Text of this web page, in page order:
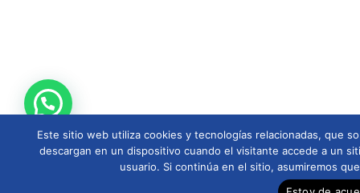
Este sitio web utiliza cookies y tecnologías relacionadas, que
descargan en un dispositivo cuando el visitante accede a un
usuario. Si continúa en el sitio, asumiremos